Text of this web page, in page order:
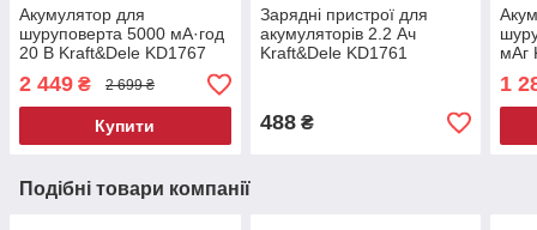
Акумулятор для
шуруповерта 5000 мА·год
20 В Kraft&Dele KD1767
акумулятор для
електроінструментів
2 449 ₴ 2 699 ₴
Купити
Зарядні пристрої для
акумуляторів 2.2 Ач
Kraft&Dele KD1761
488₴
мАг
1
Подібні товари компанії